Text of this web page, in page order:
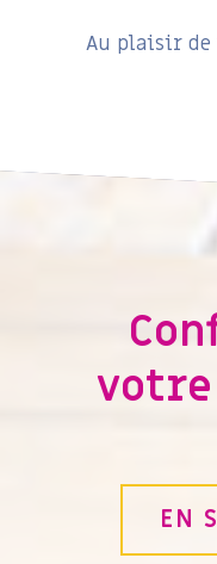
Au plaisir de
EN